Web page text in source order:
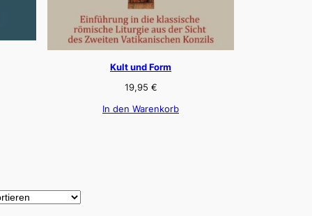
Kult und Form
19,95 €
In den Warenkorb